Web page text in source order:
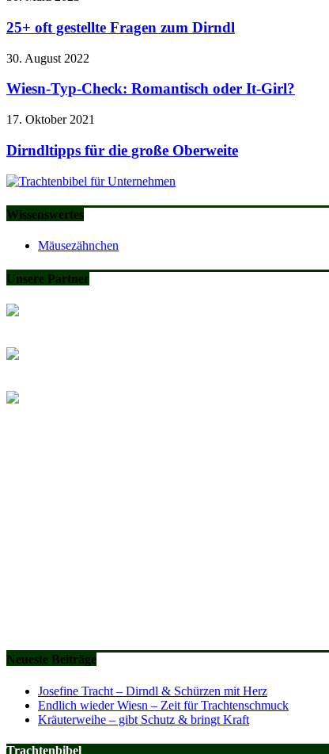
25+ oft gestellte Fragen zum Dirndl
30. August 2022
Wiesn-Typ-Check: Romantisch oder It-Girl?
17. Oktober 2021
Dirndltipps für die große Oberweite
Wissenswertes
Mäusezähnchen
Unsere Partner
Neueste Beiträge
Josefine Tracht – Dirndl & Schürzen mit Herz
Endlich wieder Wiesn – Zeit für Trachtenschmuck
Kräuterweihe – gibt Schutz & bringt Kraft
Trachtenbibel